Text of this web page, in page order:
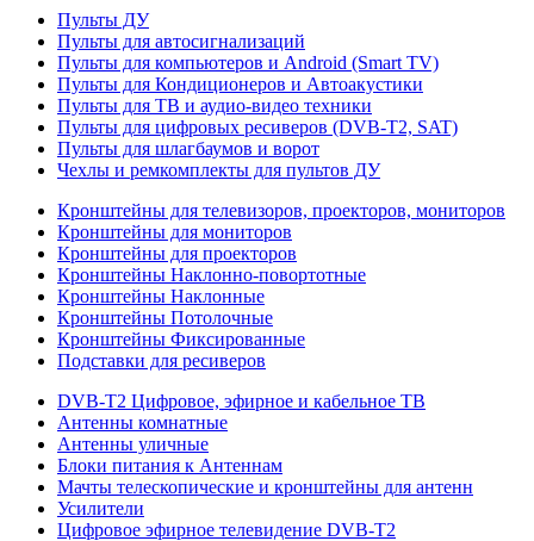
Пульты ДУ
Пульты для автосигнализаций
Пульты для компьютеров и Android (Smart TV)
Пульты для Кондиционеров и Автоакустики
Пульты для ТВ и аудио-видео техники
Пульты для цифровых ресиверов (DVB-T2, SAT)
Пульты для шлагбаумов и ворот
Чехлы и ремкомплекты для пультов ДУ
Кронштейны для телевизоров, проекторов, мониторов
Кронштейны для мониторов
Кронштейны для проекторов
Кронштейны Наклонно-повортотные
Кронштейны Наклонные
Кронштейны Потолочные
Кронштейны Фиксированные
Подставки для ресиверов
DVB-T2 Цифровое, эфирное и кабельное ТВ
Антенны комнатные
Антенны уличные
Блоки питания к Антеннам
Мачты телескопические и кронштейны для антенн
Усилители
Цифровое эфирное телевидение DVB-Т2